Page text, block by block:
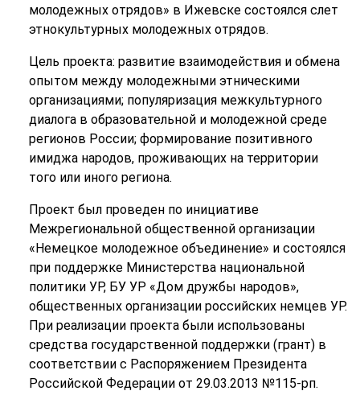
молодежных отрядов» в Ижевске состоялся слет
этнокультурных молодежных отрядов.
Цель проекта: развитие взаимодействия и обмена
опытом между молодежными этническими
организациями; популяризация межкультурного
диалога в образовательной и молодежной среде
регионов России; формирование позитивного
имиджа народов, проживающих на территории
того или иного региона.
Проект был проведен по инициативе
Межрегиональной общественной организации
«Немецкое молодежное объединение» и состоялся
при поддержке Министерства национальной
политики УР, БУ УР «Дом дружбы народов»,
общественных организации российских немцев УР.
При реализации проекта были использованы
средства государственной поддержки (грант) в
соответствии с Распоряжением Президента
Российской Федерации от 29.03.2013 №115-рп.